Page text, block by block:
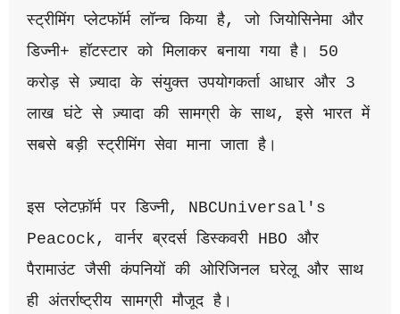
स्ट्रीमिंग प्लेटफॉर्म लॉन्च किया है, जो जियोसिनेमा और
डिज्नी+ हॉटस्टार को मिलाकर बनाया गया है। 50
करोड़ से ज़्यादा के संयुक्त उपयोगकर्ता आधार और 3
लाख घंटे से ज़्यादा की सामग्री के साथ, इसे भारत में
सबसे बड़ी स्ट्रीमिंग सेवा माना जाता है।
इस प्लेटफ़ॉर्म पर डिज्नी, NBCUniversal's
Peacock, वार्नर ब्रदर्स डिस्कवरी HBO और
पैरामाउंट जैसी कंपनियों की ओरिजिनल घरेलू और साथ
ही अंतर्राष्ट्रीय सामग्री मौजूद है।